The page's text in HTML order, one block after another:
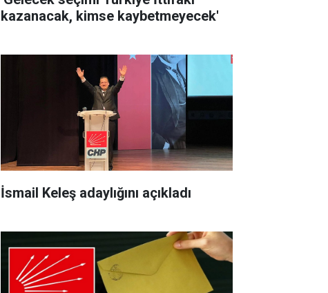
kazanacak, kimse kaybetmeyecek'
İsmail Keleş adaylığını açıkladı